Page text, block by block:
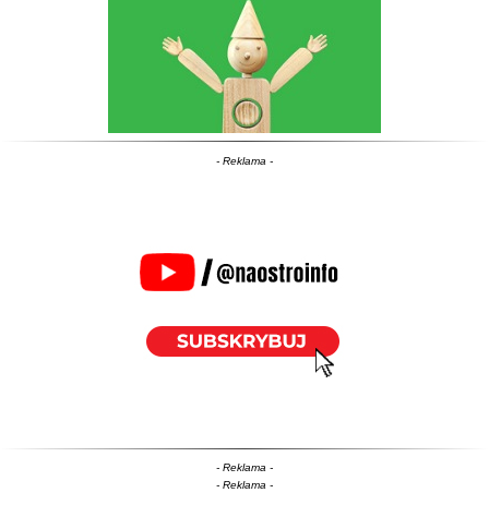
- Reklama -
- Reklama -
- Reklama -